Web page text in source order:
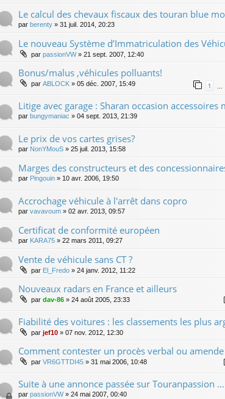
Le calcul des chevaux fiscaux des touran blue
par berenty » 31 juil. 2014, 20:23
Le nouveau Système d’Immatriculation des
par passionVW» 21 sept. 2007, 12:40
Bonus/malus ,véhicules polluants!
par ABLOCK » 05 déc. 2007, 15:49 1
Litige avec garage : Sharan occasion accessoires
par bungymaniac » 04 sept. 2013, 21:39
Le prix de vos cartes grises?
par NonYMouS » 25 juil. 2013, 15:58
Marges des constructeurs et des
par Pingouin » 10 avr. 2006, 19:50
Accrochage véhicule à l'arrêt dans copro
par vavavoum » 02 avr. 2013, 09:57
Certificat de conformité européen
par KARA75 » 22 mars 2011, 09:27
Vente de véhicule sans CT ?
par El_Fredo » 24 janv. 2012, 11:22
Nouveaux radars en France et ailleurs
par dav-86 » 24 août 2005, 23:33
Fiabilité des voitures : les classements les plus
par jef10 » 07 nov. 2012, 12:30
Comment contester un procès verbal ou amende
par VR6GTTDI45 » 31 mai 2006, 10:48
Suite à une annonce passée sur Touranpassion ...
par passionVW» 24 mai 2007, 00:40